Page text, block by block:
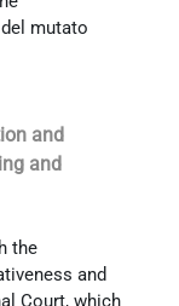
mutato
and
and
the
and
Court, which